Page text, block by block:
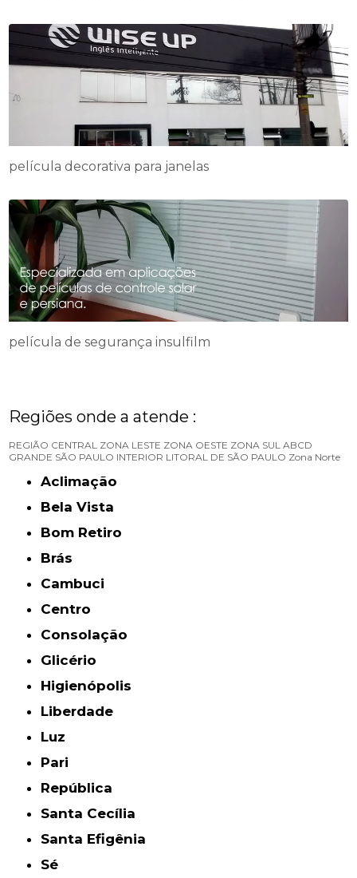
película decorativa para janelas
película de segurança insulfilm
Regiões onde a atende :
REGIÃO CENTRAL ZONA LESTE ZONA OESTE ZONA SUL ABCD
GRANDE SÃO PAULO INTERIOR LITORAL DE SÃO PAULO Zona Norte
Aclimação
Bela Vista
Bom Retiro
Brás
Cambuci
Centro
Consolação
Glicério
Higienópolis
Liberdade
Luz
Pari
República
Santa Cecília
Santa Efigênia
Sé